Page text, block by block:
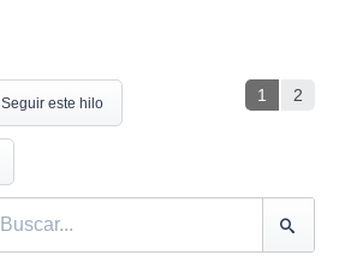
1 2
Seguir este hilo